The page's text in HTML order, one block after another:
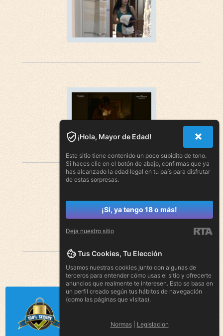
¡Hola, Mayor de Edad!
Este sitio tiene contenido un poco subidito de tono.
Si haces clic en el botón de abajo, confirmas que ya
has alcanzado la edad legal en tu país para disfrutar
de estas sorpresas.
¡Sí, ya tengo 18 o más!
Deja nuestro sitio
Tus Cookies, Tu Elección
Usamos nuestras cookies junto con algunas de
terceros para entender cómo usas el sitio y ofrecerte
anuncios que realmente te interesen. Esto se basa en
un perfil creado según tus hábitos de navegación
(como las páginas que visitas).
Normas| Legislacion